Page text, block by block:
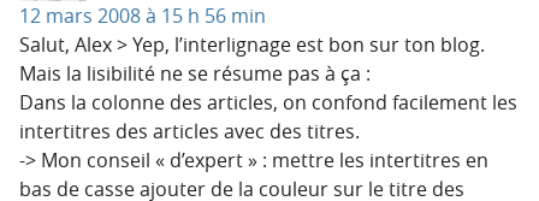
12 mars 2008 à 15 h 56 min
Salut, Alex > Yep, l’interlignage est bon sur ton blog.
Mais la lisibilité ne se résume pas à ça :
Dans la colonne des articles, on confond facilement les
intertitres des articles avec des titres.
-> Mon conseil « d’expert » : mettre les intertitres en
bas de casse ajouter de la couleur sur le titre des